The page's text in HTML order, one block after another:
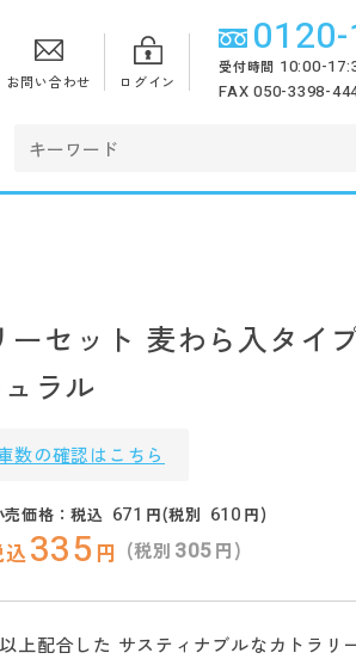
お問い合わせ ログイン
受付時間 10:00-
FAX 050-3398-
ーセット 麦わら入タイ
ラル
数の確認はこちら
価格：税込 671 円(税別 610 円)
込335円 (税別 305円)
上配合した サスティナブルなカトラリ